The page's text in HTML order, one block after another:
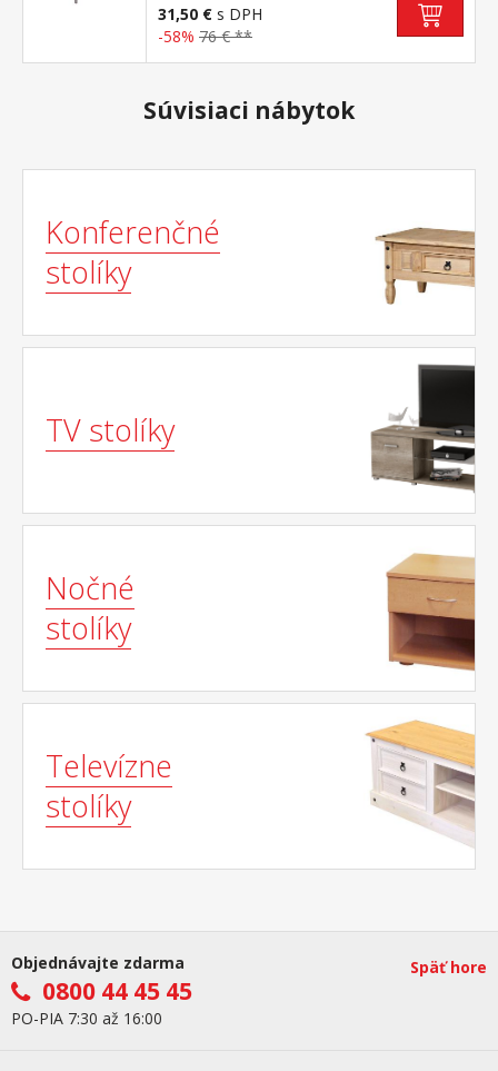
31,50 € s DPH
-58% 76 € **
Súvisiaci nábytok
Konferenčné
stolíky
TV stolíky
Nočné
stolíky
Televízne
stolíky
Objednávajte zdarma
0800 44 45 45
PO-PIA 7:30 až 16:00
Späť hore